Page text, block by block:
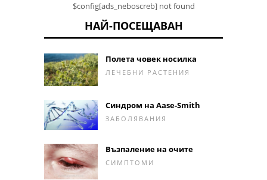
$config[ads_neboscreb] not found
НАЙ-ПОСЕЩАВАН
Полета човек носилка
ЛЕЧЕБНИ РАСТЕНИЯ
Синдром на Aase-Smith
ЗАБОЛЯВАНИЯ
Възпаление на очите
СИМПТОМИ